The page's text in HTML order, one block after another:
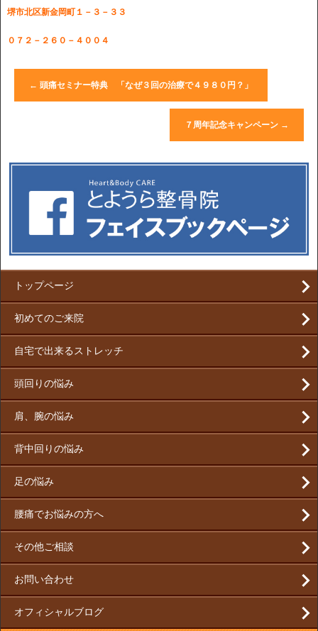
堺市北区新金岡町１－３－３３
０７２－２６０－４００４
← 頭痛セミナー特典 「なぜ３回の治療で４９８０円？」
７周年記念キャンペーン →
トップページ
初めてのご来院
自宅で出来るストレッチ
頭回りの悩み
肩、腕の悩み
背中回りの悩み
足の悩み
腰痛でお悩みの方へ
その他ご相談
お問い合わせ
オフィシャルブログ